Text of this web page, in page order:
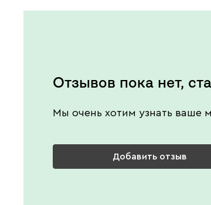
Отзывов пока нет,
Мы очень хотим узнать ваше
Добавить отзыв